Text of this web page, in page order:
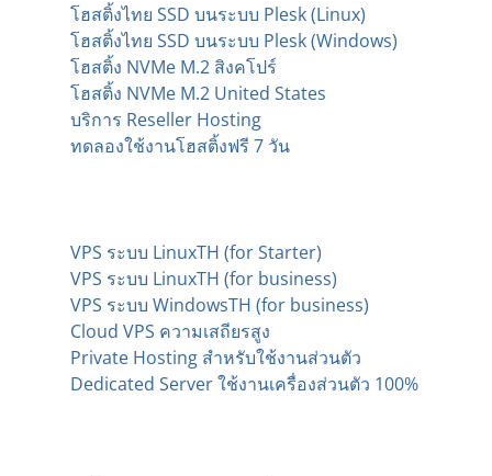
โฮสติ้งไทย SSD บนระบบ Plesk (Linux)
โฮสติ้งไทย SSD บนระบบ Plesk (Windows)
โฮสติ้ง NVMe M.2 สิงคโปร์
โฮสติ้ง NVMe M.2 United States
บริการ Reseller Hosting
ทดลองใช้งานโฮสติ้งฟรี 7 วัน
VPS ระบบ LinuxTH (for Starter)
VPS ระบบ LinuxTH (for business)
VPS ระบบ WindowsTH (for business)
Cloud VPS ความเสถียรสูง
Private Hosting สำหรับใช้งานส่วนตัว
Dedicated Server ใช้งานเครื่องส่วนตัว 100%